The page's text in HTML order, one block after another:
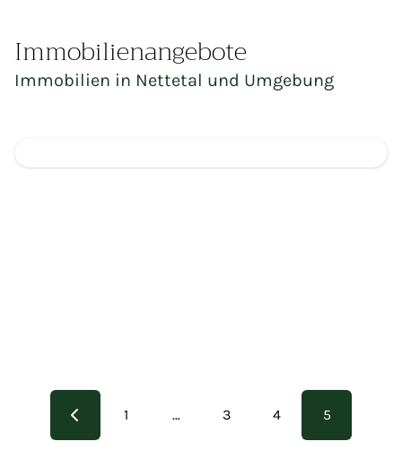
Immobilienangebote
Immobilien in Nettetal und Umgebung
1 … 3 4 5